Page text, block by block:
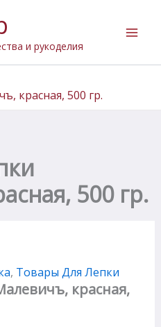
и рукоделия
красная, 500 гр.
500 гр.
, Товары Для Лепки
красная,